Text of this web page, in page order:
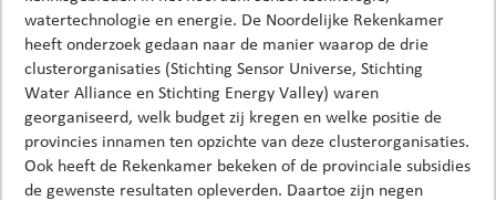
watertechnologie en energie. De Noordelijke Rekenkamer
heeft onderzoek gedaan naar de manier waarop de drie
clusterorganisaties (Stichting Sensor Universe, Stichting
Water Alliance en Stichting Energy Valley) waren
georganiseerd, welk budget zij kregen en welke positie de
provincies innamen ten opzichte van deze clusterorganisaties.
Ook heeft de Rekenkamer bekeken of de provinciale subsidies
de gewenste resultaten opleverden. Daartoe zijn negen